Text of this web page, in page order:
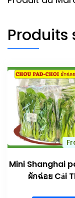
Produits
Mini Shanghai
ผักฉ่อย Cải